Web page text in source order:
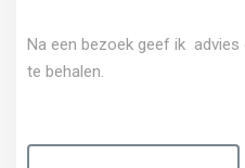
Na een bezoek geef ik
te behalen.